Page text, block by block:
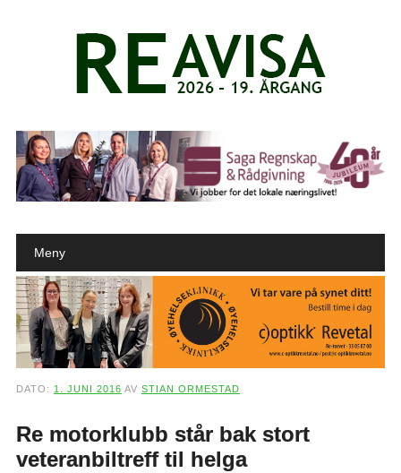
Main menu
Meny
DATO: 1. JUNI 2016 AV STIAN ORMESTAD
Re motorklubb står bak stort
veteranbiltreff til helga